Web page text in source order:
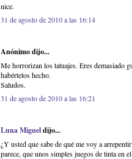
nice.
31 de agosto de 2010 a las 16:14
Anónimo dijo...
Me horrorizan los tatuajes. Eres demasiado
habértelos hecho.
Saludos.
31 de agosto de 2010 a las 16:21
Luna Migueldijo...
¿Y usted que sabe de qué me voy a
parece, que unos simples juegos de tinta en